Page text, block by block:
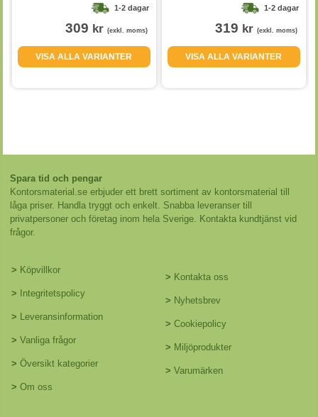
1-2 dagar
309 kr (exkl. moms)
VISA ALLA VARIANTER
1-2 dagar
319 kr (exkl. moms)
VISA ALLA VARIANTER
Spara tid och pengar
Kontorsmaterial.se erbjuder ett brett sortiment av kontorsmaterial till
låga priser. Handla tryggt och enkelt. Snabba leveranser till
privatpersoner och företag inom hela Sverige. Kontakta kundtjänst vid
frågor.
> Köpvillkor
> Integritetspolicy
> Leveransinformation
> Vanliga frågor
> Översikt kategorier
> Om oss
> Kontakta oss
> Nyhetsbrev
> Cookiepolicy
> Miljöprodukter
> Varumärken